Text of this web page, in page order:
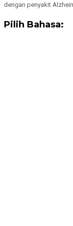
dengan penyakit
Pilih Bahasa: